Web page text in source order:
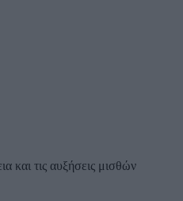
και τις αυξήσεις μισθών